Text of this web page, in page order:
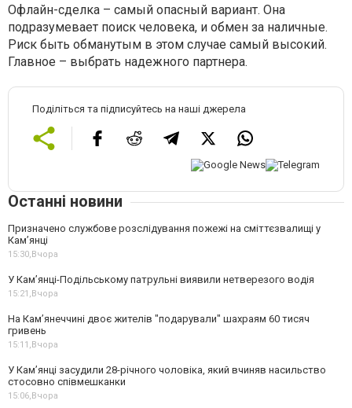
Офлайн-сделка – самый опасный вариант. Она
подразумевает поиск человека, и обмен за наличные.
Риск быть обманутым в этом случае самый высокий.
Главное – выбрать надежного партнера.
Поділіться та підписуйтесь на наші джерела
Останні новини
Призначено службове розслідування пожежі на сміттєзвалищі у
Кам’янці
15:30,Вчора
У Кам’янці-Подільському патрульні виявили нетверезого водія
15:21,Вчора
На Камʼянеччині двоє жителів "подарували" шахраям 60 тисяч
гривень
15:11,Вчора
У Камʼянці засудили 28-річного чоловіка, який вчиняв насильство
стосовно співмешканки
15:06,Вчора